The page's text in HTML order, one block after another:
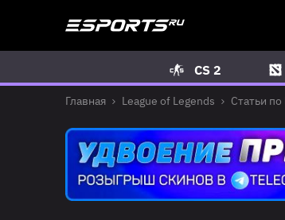
CS 2
Главная League of Legends Статьи по